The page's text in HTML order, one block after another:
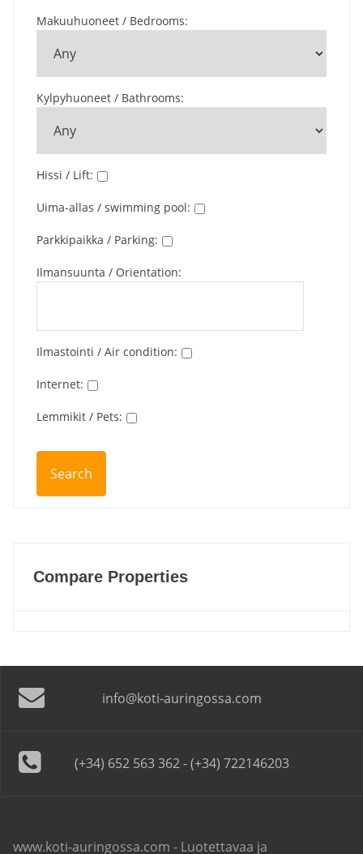
Makuuhuoneet / Bedrooms:
Kylpyhuoneet / Bathrooms:
Hissi / Lift:
Uima-allas / swimming pool:
Parkkipaikka / Parking:
Ilmansuunta / Orientation:
Ilmastointi / Air condition:
Internet:
Lemmikit / Pets:
Compare Properties
info@koti-auringossa.com
(+34) 652 563 362 - (+34) 722146203
www.koti-auringossa.com - Luotettavaa ja